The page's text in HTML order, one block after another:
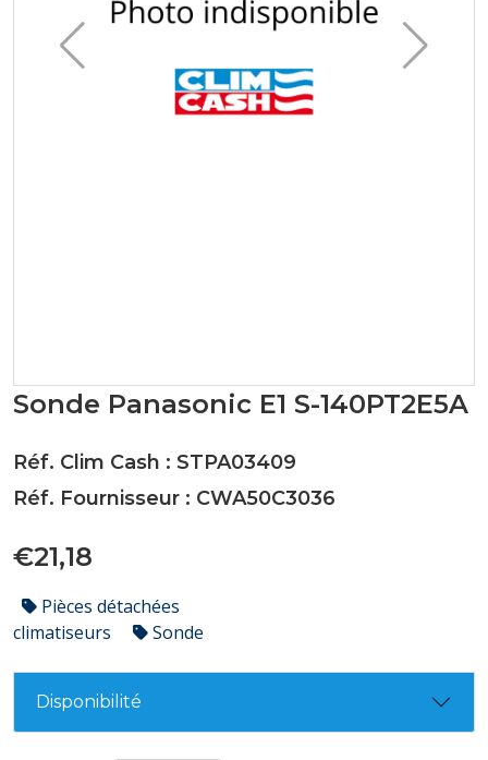
Sonde Panasonic E1 S-140PT2E5A
Réf. Clim Cash : STPA03409
Réf. Fournisseur : CWA50C3036
€21,18
Pièces détachées
climatiseurs
Sonde
Disponibilité